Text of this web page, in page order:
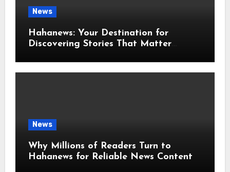
News
Hahanews: Your Destination for
Discovering Stories That Matter
News
Why Millions of Readers Turn to
Hahanews for Reliable News Content